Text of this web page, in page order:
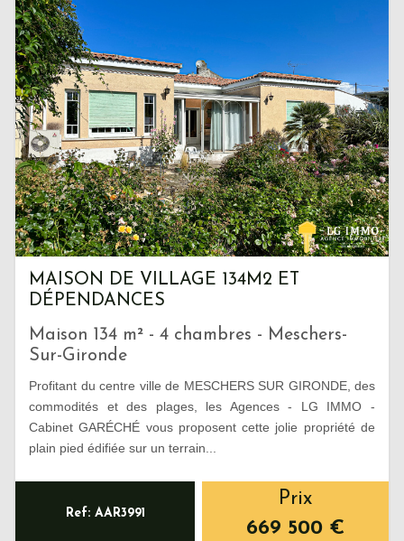
MAISON DE VILLAGE 134M2 ET
DÉPENDANCES
Maison 134 m² - 4 chambres - Meschers-
Sur-Gironde
Profitant du centre ville de MESCHERS SUR GIRONDE, des
commodités et des plages, les Agences - LG IMMO -
Cabinet GARÉCHÉ vous proposent cette jolie propriété de
plain pied édifiée sur un terrain...
Ref: AAR3991
Prix
669 500 €